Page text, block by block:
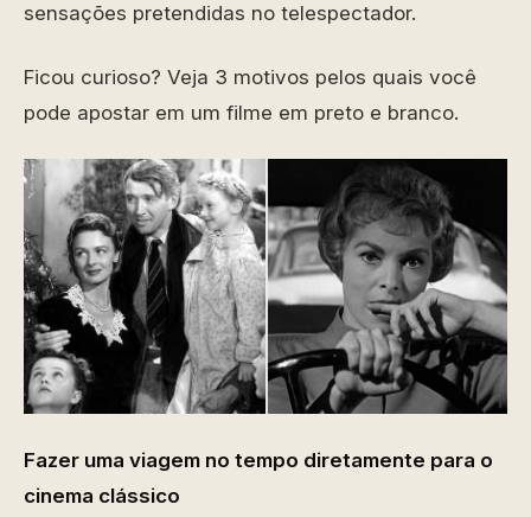
sensações pretendidas no telespectador.
Ficou curioso? Veja 3 motivos pelos quais você
pode apostar em um filme em preto e branco.
Fazer uma viagem no tempo diretamente para o
cinema clássico